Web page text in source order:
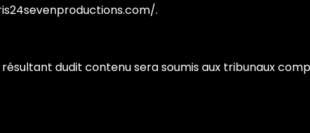
.
dudit contenu sera soumis aux tribunaux